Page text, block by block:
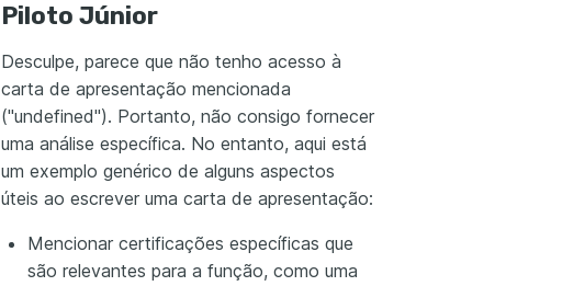
Piloto Júnior
Desculpe, parece que não tenho acesso à
carta de apresentação mencionada
("undefined"). Portanto, não consigo fornecer
uma análise específica. No entanto, aqui está
um exemplo genérico de alguns aspectos
úteis ao escrever uma carta de apresentação:
Mencionar certificações específicas que
são relevantes para a função, como uma